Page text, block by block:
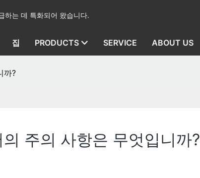
하는 데 특화되어 왔습니다.
집 PRODUCTS SERVICE ABOUT US
까?
주의 사항은 무엇입니까?